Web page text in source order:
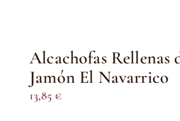
Alcachofas Rellenas
Jamón El Navarrico
13,85 €